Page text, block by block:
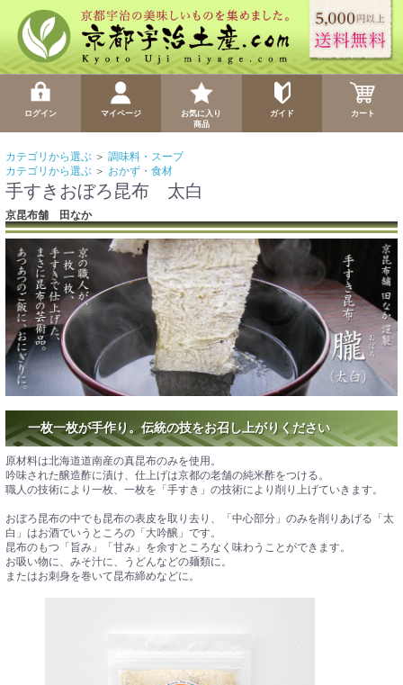
ログイン マイページ
お気に入り
商品
ガイド カート
カテゴリから選ぶ ＞ 調味料・スープ
カテゴリから選ぶ ＞ おかず・食材
手すきおぼろ昆布 太白
京昆布舗 田なか
一枚一枚が手作り。伝統の技をお召し上がりください
原材料は北海道道南産の真昆布のみを使用。
吟味された醸造酢に漬け、仕上げは京都の老舗の純米酢をつける。
職人の技術により一枚、一枚を「手すき」の技術により削り上げていきます。
おぼろ昆布の中でも昆布の表皮を取り去り、「中心部分」のみを削りあげる「太
白」はお酒でいうところの「大吟醸」です。
昆布のもつ「旨み」「甘み」を余すところなく味わうことができます。
お吸い物に、みそ汁に、うどんなどの麺類に。
またはお刺身を巻いて昆布締めなどに。